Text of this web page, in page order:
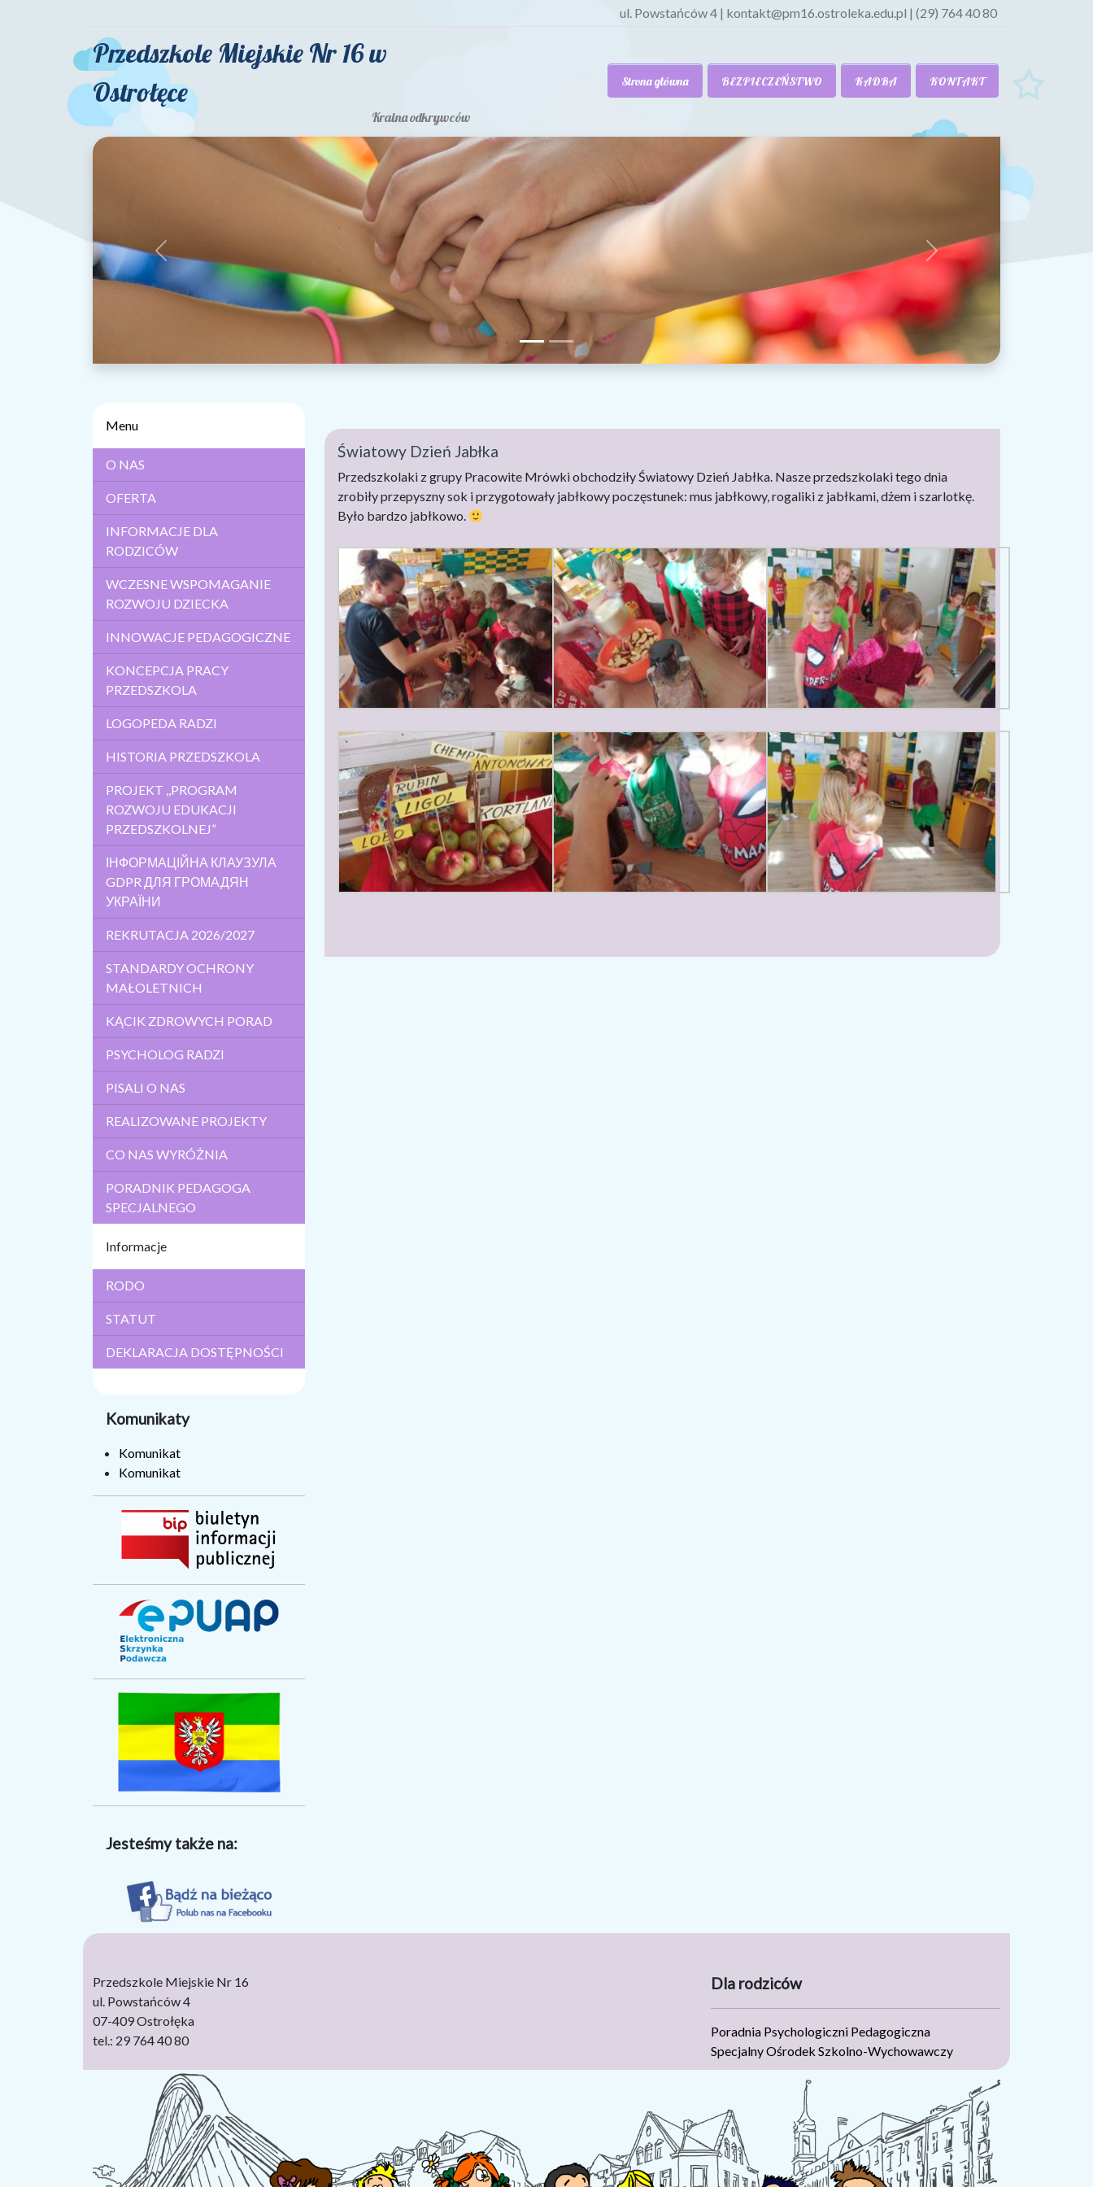
ul. Powstańców 4 | kontakt@pm16.ostroleka.edu.pl | (29) 764 40 80
Przedszkole Miejskie Nr 16 w
Ostrołęce
Kraina odkrywców
Strona główna BEZPIECZEŃSTWO KADRA KONTAKT
Previous Next
Menu
O NAS
OFERTA
INFORMACJE DLA
RODZICÓW
WCZESNE WSPOMAGANIE
ROZWOJU DZIECKA
INNOWACJE PEDAGOGICZNE
KONCEPCJA PRACY
PRZEDSZKOLA
LOGOPEDA RADZI
HISTORIA PRZEDSZKOLA
PROJEKT ,,PROGRAM
ROZWOJU EDUKACJI
PRZEDSZKOLNEJ”
ІНФОРМАЦІЙНА КЛАУЗУЛА
GDPR ДЛЯ ГРОМАДЯН
УКРАЇНИ
REKRUTACJA 2026/2027
STANDARDY OCHRONY
MAŁOLETNICH
KĄCIK ZDROWYCH PORAD
PSYCHOLOG RADZI
PISALI O NAS
REALIZOWANE PROJEKTY
CO NAS WYRÓŻNIA
PORADNIK PEDAGOGA
SPECJALNEGO
Informacje
RODO
STATUT
DEKLARACJA DOSTĘPNOŚCI
Komunikaty
Komunikat
Komunikat
Jesteśmy także na:
Światowy Dzień Jabłka
Przedszkolaki z grupy Pracowite Mrówki obchodziły Światowy Dzień Jabłka. Nasze przedszkolaki tego dnia
zrobiły przepyszny sok i przygotowały jabłkowy poczęstunek: mus jabłkowy, rogaliki z jabłkami, dżem i szarlotkę.
Było bardzo jabłkowo.
Przedszkole Miejskie Nr 16
ul. Powstańców 4
07-409 Ostrołęka
tel.: 29 764 40 80
Dla rodziców
Poradnia Psychologiczni Pedagogiczna
Specjalny Ośrodek Szkolno-Wychowawczy